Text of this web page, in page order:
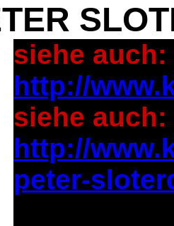
siehe auch:
http://
siehe auch:
http://
peter-